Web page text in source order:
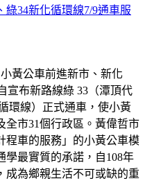
34新化循環線7/9通車服
黃公車前進新市、新化
宣布新路線綠 33（潭頂代
環線）正式通車，使小黃
全市31個行政區。黃偉哲市
程車的服務」的小黃公車模
學最實質的承諾，自108年
成為鄉親生活不可或缺的重